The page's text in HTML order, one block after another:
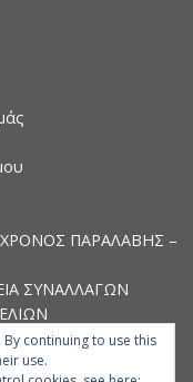
By continuing to use this
use.
ΠΑΡΑΛΑΒΗΣ –
ΣΥΝΑΛΛΑΓΩΝ